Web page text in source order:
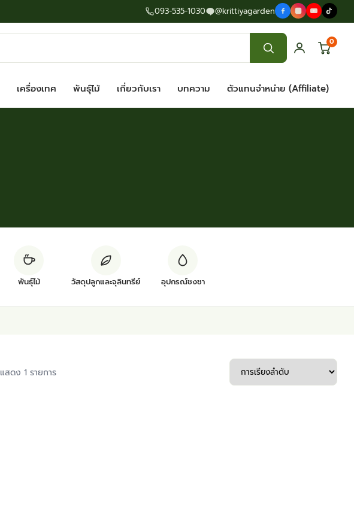
093-535-1030 @krittiyagarden
0
เครื่องเทศ พันธุ์ไม้ เกี่ยวกับเรา บทความ ตัวแทนจำหน่าย (Affiliate)
พันธุ์ไม้ วัสดุปลูกและจุลินทรีย์ อุปกรณ์ชงชา
แสดง 1 รายการ